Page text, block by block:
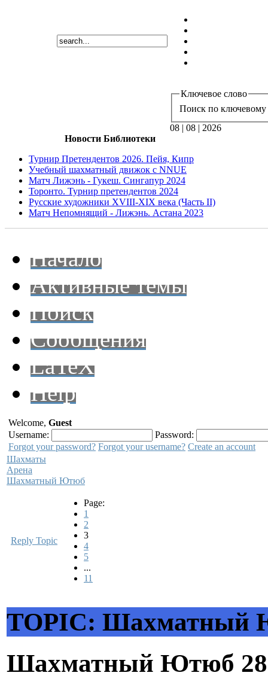
Ключевое слово
Поиск по ключевому
08 | 08 | 2026
Новости Библиотеки
Турнир Претендентов 2026. Пейя, Кипр
Учебный шахматный движок с NNUE
Матч Лижэнь - Гукеш. Сингапур 2024
Торонто. Турнир претендентов 2024
Русские художники XVIII-XIX века (Часть II)
Матч Непомнящий - Лижэнь. Астана 2023
Начало
Активные темы
Поиск
Сообщения
LaTeX
Help
Welcome, Guest
Username:
Password:
Forgot your password? Forgot your username? Create an account
Шахматы
Арена
Шахматный Ютюб
Reply Topic
Page:
1
2
3
4
5
...
11
TOPIC: Шахматный
Шахматный Ютюб